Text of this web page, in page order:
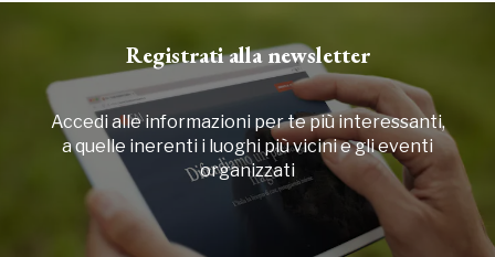
Registrati alla newsletter
Accedi alle informazioni per te più interessanti,
a quelle inerenti i luoghi più vicini e gli eventi
organizzati